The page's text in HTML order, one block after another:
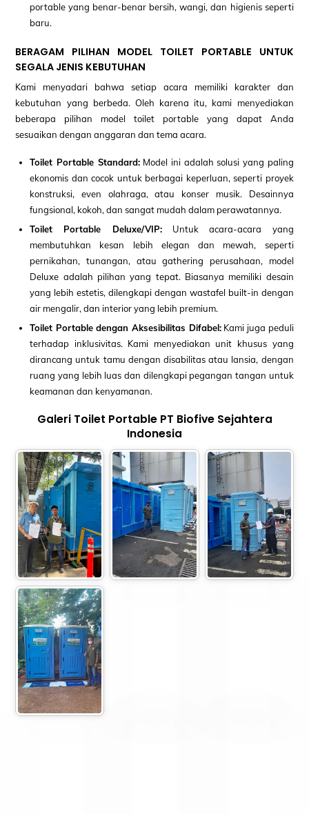
portable yang benar-benar bersih, wangi, dan higienis seperti
baru.
BERAGAM PILIHAN MODEL TOILET PORTABLE UNTUK
SEGALA JENIS KEBUTUHAN
Kami menyadari bahwa setiap acara memiliki karakter dan
kebutuhan yang berbeda. Oleh karena itu, kami menyediakan
beberapa pilihan model toilet portable yang dapat Anda
sesuaikan dengan anggaran dan tema acara.
Toilet Portable Standard:Model ini adalah solusi yang paling
ekonomis dan cocok untuk berbagai keperluan, seperti proyek
konstruksi, even olahraga, atau konser musik. Desainnya
fungsional, kokoh, dan sangat mudah dalam perawatannya.
Toilet Portable Deluxe/VIP:Untuk acara-acara yang
membutuhkan kesan lebih elegan dan mewah, seperti
pernikahan, tunangan, atau gathering perusahaan, model
Deluxe adalah pilihan yang tepat. Biasanya memiliki desain
yang lebih estetis, dilengkapi dengan wastafel built-in dengan
air mengalir, dan interior yang lebih premium.
Toilet Portable dengan Aksesibilitas Difabel:Kami juga peduli
terhadap inklusivitas. Kami menyediakan unit khusus yang
dirancang untuk tamu dengan disabilitas atau lansia, dengan
ruang yang lebih luas dan dilengkapi pegangan tangan untuk
keamanan dan kenyamanan.
Galeri Toilet Portable PT Biofive Sejahtera
Indonesia